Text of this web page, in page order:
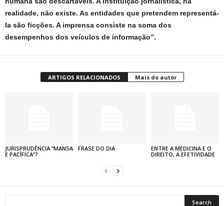
realidade, não existe. As entidades que pretendem representá-
la são ficções. A imprensa consiste na soma dos
desempenhos dos veículos de informação”.
ARTIGOS RELACIONADOS Mais do autor
JURISPRUDÊNCIA “MANSA
E PACÍFICA”?
FRASE DO DIA
ENTRE A MEDICINA E O
DIREITO, A EFETIVIDADE